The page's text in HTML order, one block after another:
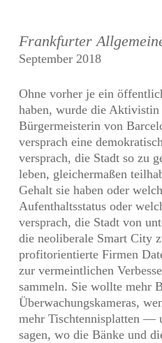
Frankfurter
September 2018
Ohne vorher je ein
haben, wurde die
Bürgermeisterin von
versprach eine
versprach, die Stadt so zu
leben, gleichermaßen
Gehalt sie haben oder
Aufenthaltsstatus oder
versprach, die Stadt von
die neoliberale Smart City
profitorientierte Firmen
zur vermeintlichen
sammeln. Sie wollte mehr
Überwachungskameras,
mehr Tischtennisplatten —
sagen, wo die Bänke und